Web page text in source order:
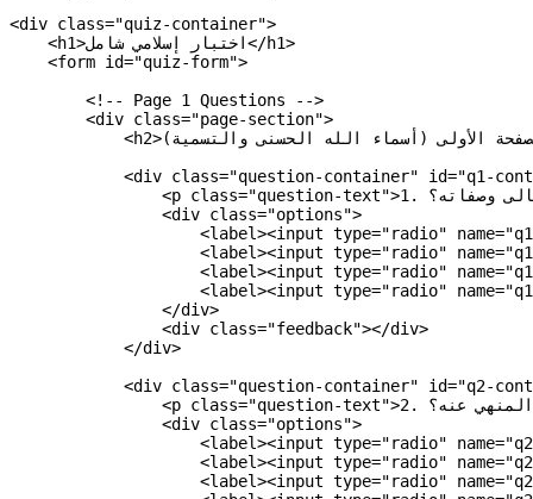
<div class="quiz-container">
    <h1>اختبار إسلامي شامل</h1>
    <form id="quiz-form">

        <!-- Page 1 Questions -->
        <div class="page-section">
            <h2>أسئلة من الصفحة الأولى (أسماء الله الحسنى والتسمية)</h2>

            <div class="question-container" id="q1-container">
                <p class="question-text">1. كيف تثبت أسماء الله تعالى وصفاته؟</p>
                <div class="options">
                    <label><input type="radio" name="q1" value="a"> بالعقل والتفكير العميق</label>
                    <label><input type="radio" name="q1" value="b"> بالكتاب والسنة (توقيفية)</label>
                    <label><input type="radio" name="q1" value="c"> بإجماع الصالحين فقط</label>
                    <label><input type="radio" name="q1" value="d"> بالقياس على صفات المخلوقين</label>
                </div>
                <div class="feedback"></div>
            </div>

            <div class="question-container" id="q2-container">
                <p class="question-text">2. ما معنى "الإلحاد" في أسماء الله تعالى المنهي عنه؟</p>
                <div class="options">
                    <label><input type="radio" name="q2" value="a"> إنكار وجود الله تعالى</label>
                    <label><input type="radio" name="q2" value="b"> الميل بها عن الحق، كتحريف معانيها أو تسمية غير الله بها</label>
                    <label><input type="radio" name="q2" value="c"> الإكثار من الدعاء بأسماء الله الحسنى</label>
                    <label><input type="radio" name="q2" value="d"> كتابة أسماء الله الحسنى على الجدران</label>
                </div>
                <div class="feedback"></div>
            </div>

            <div class="question-container" id="q3-container">
                <p class="question-text">3. أي مما يلي يعتبر من طرق التوسل المشروعة بأسماء الله؟</p>
                <div class="options">
                    <label><input type="radio" name="q3" value="a"> دعاء الله باسم عام يشمل كل الحاجات</label>
                    <label><input type="radio" name="q3" value="b"> دعاء الله باسم يتناسب مع الحاجة المطلوبة (مثل يا رزاق ارزقني)</label>
                    <label><input type="radio" name="q3" value="c"> التوسل بجاه النبي عند الدعاء بأسماء الله</label>
                    <label><input type="radio" name="q3" value="d"> القسم بأسماء الله على تحقيق أمر دنيوي</label>
                </div>
                <div class="feedback"></div>
            </div>

            <div class="question-container" id="q4-container">
                <p class="question-text">4. ما معنى اسم الله "الرحمن"؟</p>
                <div class="options">
                    <label><input type="radio" name="q4" value="a"> الذي يستر الذنب ويتجاوز عنه</label>
                    <label><input type="radio" name="q4" value="b"> الكثير الخير والنفع والعطاء</label>
                    <label><input type="radio" name="q4" value="c"> ذو الرحمة الواسعة التي شملت جميع المخلوقات</label>
                    <label><input type="radio" name="q4" value="d"> الذي له الأمر والنهي والتصرف المطلق في خلقه</label>
                </div>
                <div class="feedback"></div>
            </div>

             <div class="question-container" id="q5-container">
                <p class="question-text">5. ما معنى اسم الله "الغفور"؟</p>
                <div class="options">
                    <label><input type="radio" name="q5" value="a"> الذي يستر الذنب على صاحبه ولا يفضحه ولا يحاسبه عليه</label>
                    <label><input type="radio" name="q5" value="b"> المالك المتصرف</label>
                    <label><input type="radio" name="q5" value="c"> واسع الرحمة</label>
                    <label><input type="radio" name="q5" value="d"> المعطي الكريم</label>
                </div>
                <div class="feedback"></div>
            </div>

             <div class="question-container" id="q6-container">
                <p class="question-text">6. ما معنى اسم الله "الكريم"؟</p>
                <div class="options">
                    <label><input type="radio" name="q6" value="a"> شديد العقاب</label>
                    <label><input type="radio" name="q6" value="b"> الكثير الخير، الجواد المعطي الذي لا ينفد عطاؤه</label>
                    <label><input type="radio" name="q6" value="c"> الملك المطلق</label>
                    <label><input type="radio" name="q6" value="d"> غافر الذنوب</label>
                </div>
                <div class="feedback"></div>
            </div>

             <div class="question-container" id="q7-container">
                <p class="question-text">7. ما معنى اسم الله "الملك"؟</p>
                <div class="options">
                    <label><input type="radio" name="q7" value="a"> ذو الرحمة الواسعة</label>
                    <label><input type="radio" name="q7" value="b"> الغفور للذنوب</label>
                    <label><input type="radio" name="q7" value="c"> الذي له الأمر والنهي والتصرف المطلق في خلقه بأمره ونهيه</label>
                    <label><input type="radio" name="q7" value="d"> كثير العطاء</label>
                </div>
                <div class="feedback"></div>
            </div>

            <div class="question-container" id="q8-container">
                <p class="question-text">8. أي نوع من التسمي بالله المذكور يشير إلى الأسماء المختصة بالله تعالى وحده مثل (الله، الرحمن)؟</p>
                <div class="options">
                    <label><input type="radio" name="q8" value="a"> أسماء يجوز التسمي بها والتعبيد لها</label>
                    <label><input type="radio" name="q8" value="b"> أسماء خاصة بالله لا يجوز التسمي بها ولا التعبيد لغير الله بها</label>
                    <label><input type="radio" name="q8" value="c"> أسماء مشتركة يمكن أن يوصف بها البشر</label>
                    <label><input type="radio" name="q8" value="d"> أسماء الملائكة</label>
                </div>
                <div class="feedback"></div>
            </div>

             <div class="question-container" id="q9-container">
                <p class="question-text">9. ما أهمية معرفة أسماء الله الحسنى؟</p>
                <div class="options">
                    <label><input type="radio" name="q9" value="a"> هي أساس العبادة ومعرفة الله تزيد الإيمان والمحبة</label>
                    <label><input type="radio" name="q9" value="b"> فقط لحفظها وترديدها دون فهم</label>
                    <label><input type="radio" name="q9" value="c"> لمعرفة الغيب والمستقبل</label>
                    <label><input type="radio" name="q9" value="d"> للتفاخر بها على الآخرين</label>
                </div>
                <div class="feedback"></div>
            </div>

            <div class="question-container" id="q10-container">
                <p class="question-text">10. أي الأسماء التالية لا يجوز التسمية بها أو التعبيد لغير الله بها قطعاً؟</p>
                <div class="options">
                    <label><input type="radio" name="q10" value="a"> عبد العزيز</label>
                    <label><input type="radio" name="q10" value="b"> عبد الكريم</label>
                    <label><input type="radio" name="q10" value="c"> عبد الله</label>
                    <label><input type="radio" name="q10" value="d"> الرحمن (التسمية بالاسم نفسه دون تعبيد)</label>
                </div>
                <div class="feedback"></div>
            </div>
        </div>

        <!-- Page 2 Questions -->
        <div class="page-section">
            <h2>أسئلة من الصفحة الثانية (التسمية وحسن الظن بالله)</h2>

             <div class="question-container" id="q11-container">
                <p class="question-text">11. ما حكم التسمية بـ "عبد النبي" أو "عبد الرسول"؟</p>
                <div class="options">
                    <label><input type="radio" name="q11" value="a"> مستحب</label>
                    <label><input type="radio" name="q11" value="b"> مباح</label>
                    <label><input type="radio" name="q11" value="c"> مكروه</label>
                    <label><input type="radio" name="q11" value="d"> محرم (شرك)</label>
                </div>
                 <div class="feedback"></div>
            </div>

            <div class="question-container" id="q12-container">
                <p class="question-text">12. ما حكم التسمية بـ "عبد الشمس" أو "عبد الكعبة"؟</p>
                <div class="options">
                    <label><input type="radio" name="q12" value="a"> جائز لأنهما من مخلوقات الله العظيمة</label>
                    <label><input type="radio" name="q12" value="b"> مستحب لتعظيم شعائر الله</label>
                    <label><input type="radio" name="q12" value="c"> محرم لأنه تعبيد لغير الله تعالى</label>
                    <label><input type="radio" name="q12" value="d"> مكروه فقط</label>
                </div>
                 <div class="feedback"></div>
            </div>

            <div class="question-container" id="q13-container">
                <p class="question-text">13. أي من الأسماء التالية يجوز التعبيد له (أي أن يقال "عبد فلان")؟</p>
                <div class="options">
                    <label><input type="radio" name="q13" value="a"> عبد العزيز</label>
                    <label><input type="radio" name="q13" value="b"> عبد العزى</label>
                    <label><input type="radio" name="q13" value="c"> عبد مناف</label>
                    <label><input type="radio" name="q13" value="d"> عبد الحارث</label>
                </div>
                 <div class="feedback"></div>
            </div>

             <div class="question-container" id="q14-container">
                <p class="question-text">14. ما هو المراد بـ "حسن الظن بالله تعالى"؟</p>
                <div class="options">
                    <label><input type="radio" name="q14" value="a"> توقع الخير من الله مع ترك العمل</label>
                    <label><input type="radio" name="q14" value="b"> اعتقاد ما يليق بالله من الجود والكرم والرحمة مع فعل الأسباب</label>
                    <label><input type="radio" name="q14" value="c"> اليقين بأن الله لن يعذب أحداً</label>
                    <label><input type="radio" na